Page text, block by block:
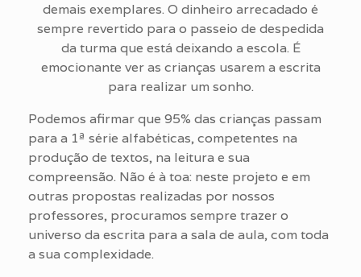
demais exemplares. O dinheiro arrecadado é
sempre revertido para o passeio de despedida
da turma que está deixando a escola. É
emocionante ver as crianças usarem a escrita
para realizar um sonho.
Podemos afirmar que 95% das crianças passam
para a 1ª série alfabéticas, competentes na
produção de textos, na leitura e sua
compreensão. Não é à toa: neste projeto e em
outras propostas realizadas por nossos
professores, procuramos sempre trazer o
universo da escrita para a sala de aula, com toda
a sua complexidade.